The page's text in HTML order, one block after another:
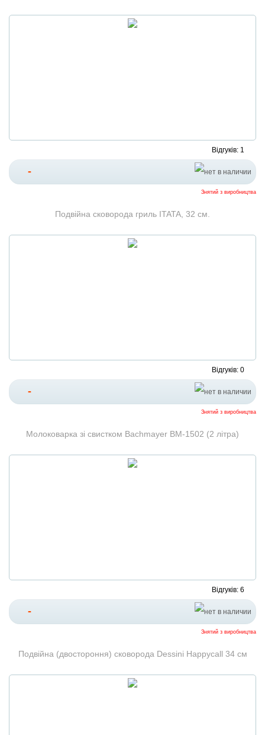
Відгуків: 1
-
Знятий з виробництва
Подвійна сковорода гриль ITATA, 32 см.
Відгуків: 0
-
Знятий з виробництва
Молоковарка зі свистком Bachmayer BM-1502 (2 літра)
Відгуків: 6
-
Знятий з виробництва
Подвійна (двостороння) сковорода Dessini Happycall 34 см